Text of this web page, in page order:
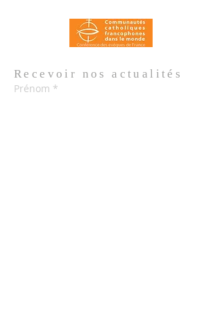
Recevoir nosactualités
Prénom *